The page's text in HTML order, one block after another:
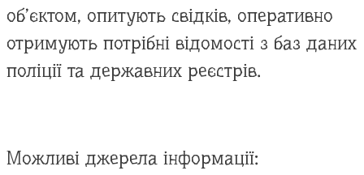
об’єктом, опитують свідків, оперативно
отримують потрібні відомості з баз даних
поліції та державних реєстрів.
Можливі джерела інформації: